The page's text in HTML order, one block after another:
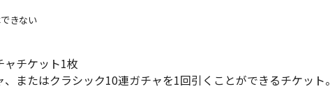
きない
ャチケット1枚
またはクラシック10連ガチャを1回引くことができるチケット。